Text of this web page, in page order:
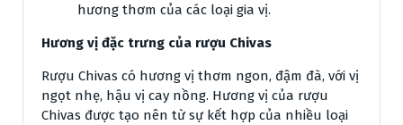
hương thơm của các loại gia vị.
Hương vị đặc trưng của rượu Chivas
Rượu Chivas có hương vị thơm ngon, đậm đà, với vị
ngọt nhẹ, hậu vị cay nồng. Hương vị của rượu
Chivas được tạo nên từ sự kết hợp của nhiều loại